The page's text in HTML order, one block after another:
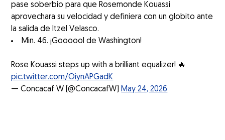
pase soberbio para que Rosemonde Kouassi
aprovechara su velocidad y definiera con un globito ante
la salida de Itzel Velasco.
Min. 46. ¡Goooool de Washington!
Rose Kouassi steps up with a brilliant equalizer! 🔥
pic.twitter.com/OiynAPGadK
— Concacaf W (@ConcacafW) May 24, 2026